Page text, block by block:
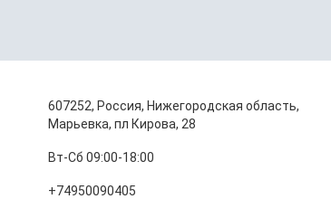
607252, Россия, Нижегородская область,
Марьевка, пл Кирова, 28
Вт-Сб 09:00-18:00
+74950090405